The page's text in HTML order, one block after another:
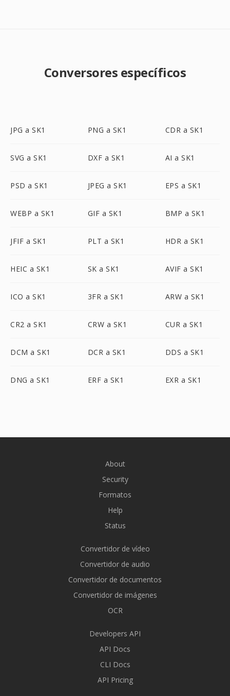
Conversores específicos
JPG a SK1 PNG a SK1 CDR a SK1
SVG a SK1 DXF a SK1 AI a SK1
PSD a SK1 JPEG a SK1 EPS a SK1
WEBP a SK1 GIF a SK1 BMP a SK1
JFIF a SK1 PLT a SK1 HDR a SK1
HEIC a SK1 SK a SK1 AVIF a SK1
ICO a SK1 3FR a SK1 ARW a SK1
CR2 a SK1 CRW a SK1 CUR a SK1
DCM a SK1 DCR a SK1 DDS a SK1
DNG a SK1 ERF a SK1 EXR a SK1
About
Security
Formatos
Help
Status
Convertidor de vídeo
Convertidor de audio
Convertidor de documentos
Convertidor de imágenes
OCR
Developers API
API Docs
CLI Docs
API Pricing